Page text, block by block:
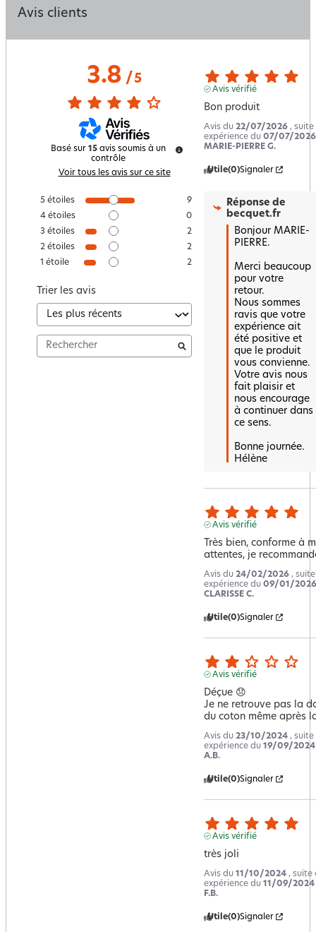
Avis clients
3.8/ 5
Basé sur 15 avis soumis à un
contrôle
Voir tous les avis sur ce site
5 étoiles
9
4 étoiles
0
3 étoiles
2
2 étoiles
2
1 étoile 2
Trier les avis
Avis vérifié
Bon produit
Avis du 22/07/2026 , suite
expérience du 07/07/2026
MARIE-PIERRE G.
Utile(0)Signaler
Réponse de
becquet.fr
Bonjour MARIE-
PIERRE.
Merci beaucoup
pour votre
retour.
Nous sommes
ravis que votre
expérience ait
été positive et
que le produit
vous convienne.
Votre avis nous
fait plaisir et
nous encourage
à continuer dans
ce sens.
Bonne journée.
Hélène
Avis vérifié
Très bien, conforme à
attentes, je
Avis du 24/02/2026 ,
expérience du 09/01/2026
CLARISSE C.
Utile(0)Signaler
Avis vérifié
Déçue 😞
Je ne retrouve pas la
du coton même après
Avis du 23/10/2024 , suite
expérience du 19/09/2024
A.B.
Utile(0)Signaler
Avis vérifié
très joli
Avis du 11/10/2024 , suite
expérience du 11/09/2024
F.B.
Utile(0)Signaler